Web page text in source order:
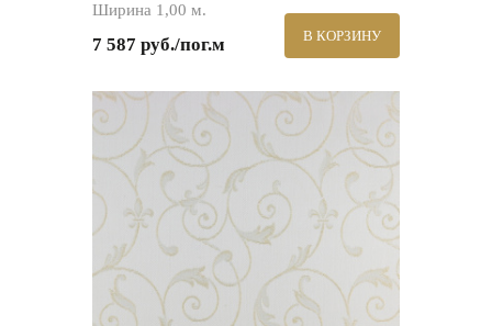
Ширина 1,00 м.
7 587 руб./пог.м В КОРЗИНУ